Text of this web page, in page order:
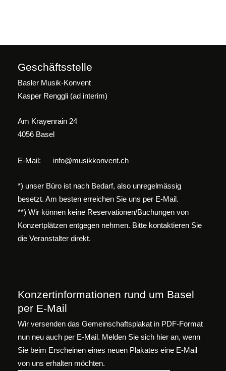
Geschäftsstelle
Basler Musik-Konvent
Kasper Renggli (ad interim)
Am Krayenrain 24
4056 Basel
E-Mail: info@musikkonvent.ch
*) unser Büro ist nach Bedarf, also unregelmässig
besetzt. Am besten erreichen Sie uns per E-Mail.
**) Wir können keine Reservationen/Buchungen von
Konzertplätzen entgegen nehmen. Bitte kontaktieren Sie
die Veranstalter direkt.
Konzertinformationen rund um Basel
per E-Mail
Wir versenden das Gemeinschaftsplakat in PDF-Format
nun neu auch per E-Mail. Melden Sie sich hier an, wenn
Sie beim Erscheinen eines neuen Plakates eine E-Mail
von uns erhalten möchten.